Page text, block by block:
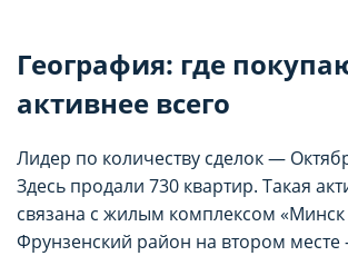
География: где
активнее всего
Лидер по количеству сделок —
Здесь продали 730 квартир. Такая
связана с жилым комплексом
Фрунзенский район на втором месте